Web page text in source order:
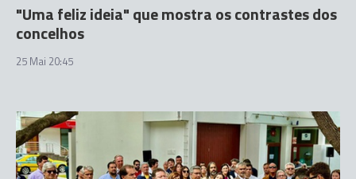
"Uma feliz ideia" que mostra os contrastes dos
concelhos
25 Mai 20:45